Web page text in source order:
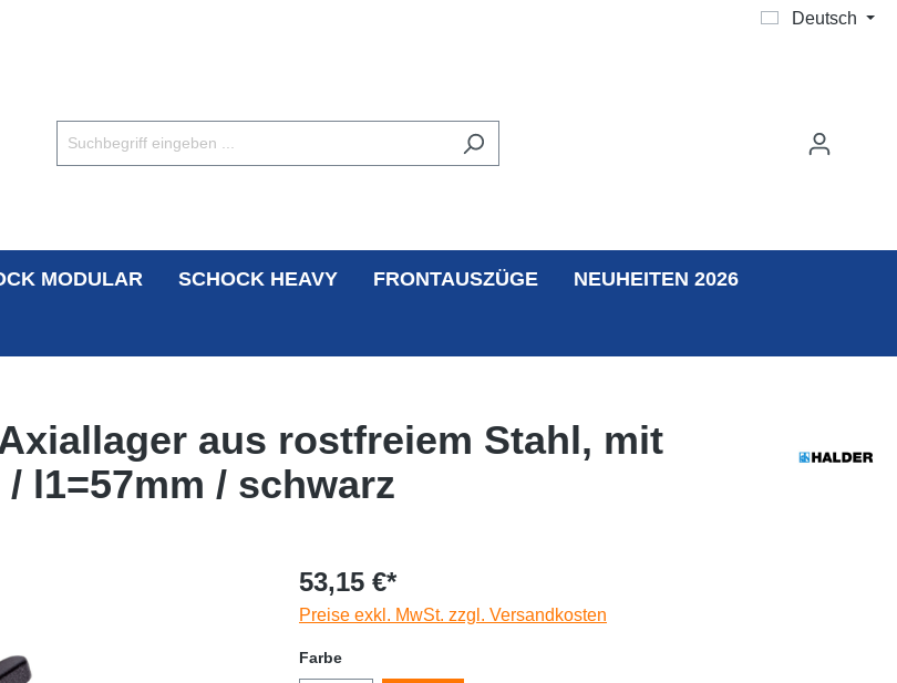
Deutsch
MODULAR SCHOCK HEAVY FRONTAUSZÜGE NEUHEITEN 2026
aus rostfreiem Stahl, mit
l1=57mm / schwarz
53,15 €*
Preise exkl. MwSt. zzgl. Versandkosten
Farbe